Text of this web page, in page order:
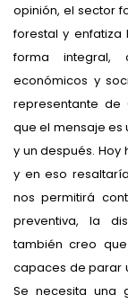
opinión, el sector
forestal y
forma integral,
económicos y
representante de
que el mensaje es
y un después.
y en eso
nos permitirá
preventiva, la
también creo
capaces de parar
Se necesita una